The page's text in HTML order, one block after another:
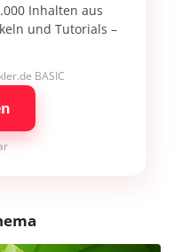
Inhalten aus
und Tutorials –
BASIC